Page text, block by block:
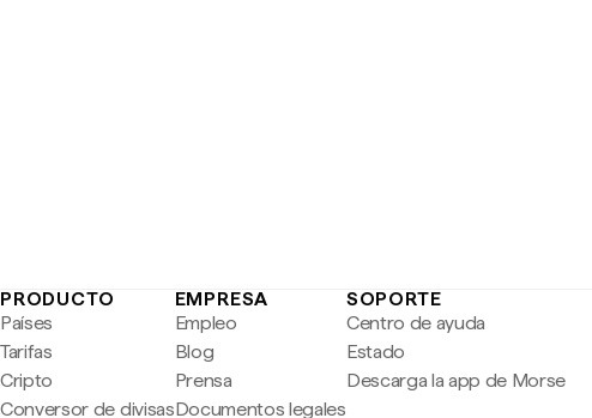
PRODUCTO
Países
Tarifas
Cripto
Conversor de divisas
EMPRESA
Empleo
Blog
Prensa
Documentos legales
SOPORTE
Centro de ayuda
Estado
Descarga la app de Morse